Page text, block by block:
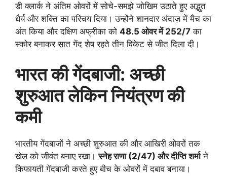
डी क्लार्क ने अंतिम ओवरों में सोचे-समझे जोखिम उठाते हुए अद्भुत
धैर्य और शक्ति का परिचय दिया। उन्होंने शानदार अंदाज़ में मैच का
अंत किया और दक्षिण अफ्रीका को 48.5 ओवर में 252/7 का
स्कोर बनाकर सात गेंद शेष रहते तीन विकेट से जीत दिला दी।
भारत की गेंदबाजी: अच्छी
शुरुआत लेकिन नियंत्रण की
कमी
भारतीय गेंदबाजों ने अच्छी शुरुआत की और आखिरी ओवरों तक
खेल को जीवंत बनाए रखा।स्नेह राणा (2/47) और दीप्ति शर्माने
किफायती गेंदबाजी करते हुए बीच के ओवरों में दबाव बनाया।